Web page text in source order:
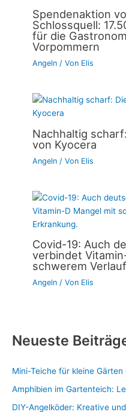
Spendenaktion
Schlossquell:
für die
Vorpommern
Angeln / Von Elis
Nachhaltig
von Kyocera
Angeln / Von Elis
Covid-19: Auch
verbindet
schwerem
Angeln / Von Elis
Neueste
Mini-Teiche für kleine Gärten
Amphibien im Gartenteich:
DIY-Angelköder: Kreative